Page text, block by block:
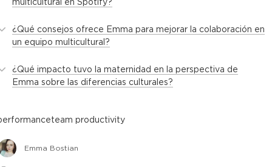
¿Qué consejos ofrece Emma para mejorar la colaboración en
un equipo multicultural?
¿Qué impacto tuvo la maternidad en la perspectiva de
Emma sobre las diferencias culturales?
team productivity
Emma Bostian